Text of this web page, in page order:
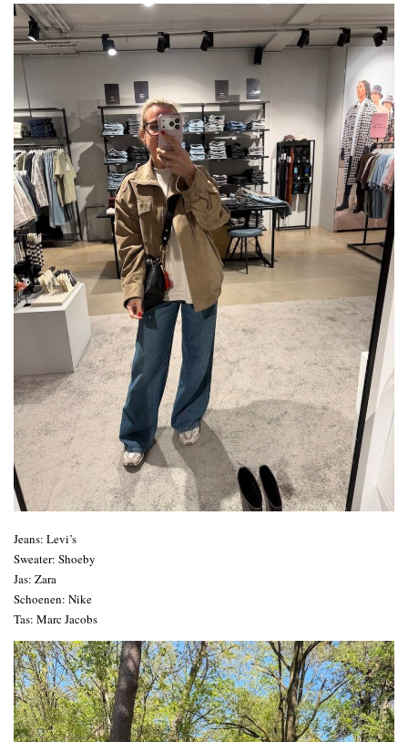
Jeans: Levi’s
Sweater: Shoeby
Jas: Zara
Schoenen: Nike
Tas: Marc Jacobs